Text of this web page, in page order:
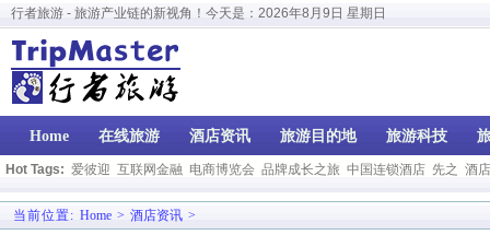
行者旅游 - 旅游产业链的新视角！今天是： 2026年8月9日 星期日
Home 在线旅游 酒店资讯 旅游目的地 旅游科技
Hot Tags: 爱彼迎 互联网金融 电商博览会 品牌成长之旅 中国连锁酒店 先之 酒
当前位置: Home > 酒店资讯 >